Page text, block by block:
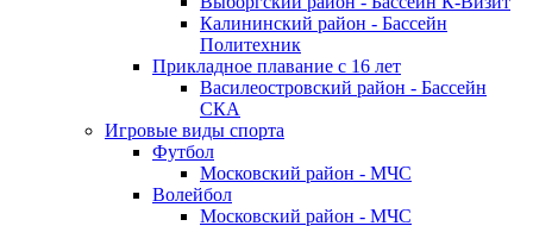
Калининский район - Бассейн
Политехник
Прикладное плавание с 16 лет
Василеостровский район - Бассейн
СКА
Игровые виды спорта
Футбол
Московский район - МЧС
Волейбол
Московский район - МЧС